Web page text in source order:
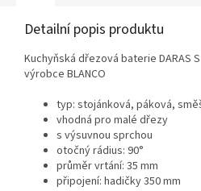
Detailní popis produktu
Kuchyňská dřezová baterie DARAS
výrobce BLANCO
typ: stojánková, páková,
vhodná pro malé dřezy
s výsuvnou sprchou
otočný rádius: 90°
průměr vrtání: 35 mm
připojení: hadičky 350 mm